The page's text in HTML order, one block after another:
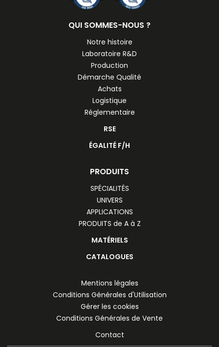
QUI SOMMES-NOUS ?
Notre histoire
Laboratoire R&D
Production
Démarche Qualité
Achats
Logistique
Réglementaire
RSE
ÉGALITÉ F/H
PRODUITS
SPÉCIALITÉS
UNIVERS
APPLICATIONS
PRODUITS de A à Z
MATÉRIELS
CATALOGUES
Mentions légales
Conditions Générales d'Utilisation
Gérer les cookies
Conditions Générales de Vente
Contact